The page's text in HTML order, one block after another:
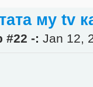
му tv
#22 -: Jan 12,